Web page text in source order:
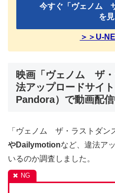
今すぐ「ヴェノム
を
＞＞U-
映画「ヴェノム ザ
法アップロードサイ
Pandora）で動画配信
「ヴェノム ザ・ラストダン
やDailymotionなど、違法ア
いるのか調査しました。